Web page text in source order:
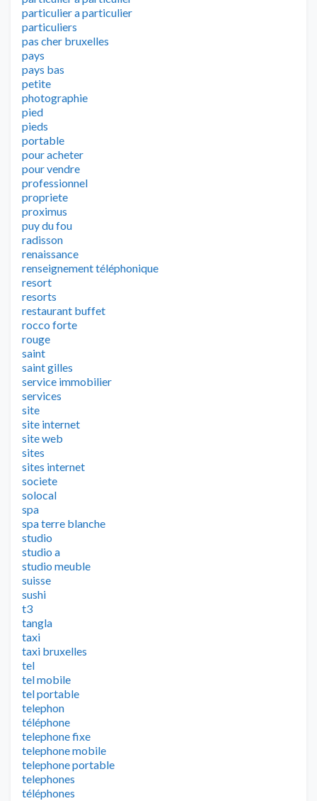
particulier a particulier
particuliers
pas cher bruxelles
pays
pays bas
petite
photographie
pied
pieds
portable
pour acheter
pour vendre
professionnel
propriete
proximus
puy du fou
radisson
renaissance
renseignement téléphonique
resort
resorts
restaurant buffet
rocco forte
rouge
saint
saint gilles
service immobilier
services
site
site internet
site web
sites
sites internet
societe
solocal
spa
spa terre blanche
studio
studio a
studio meuble
suisse
sushi
t3
tangla
taxi
taxi bruxelles
tel
tel mobile
tel portable
telephon
téléphone
telephone fixe
telephone mobile
telephone portable
telephones
téléphones